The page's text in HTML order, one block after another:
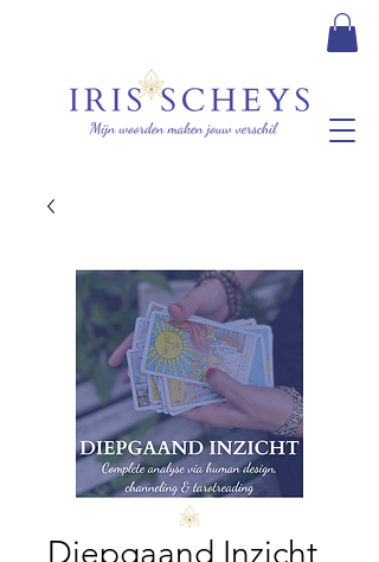
Diepgaand Inzicht